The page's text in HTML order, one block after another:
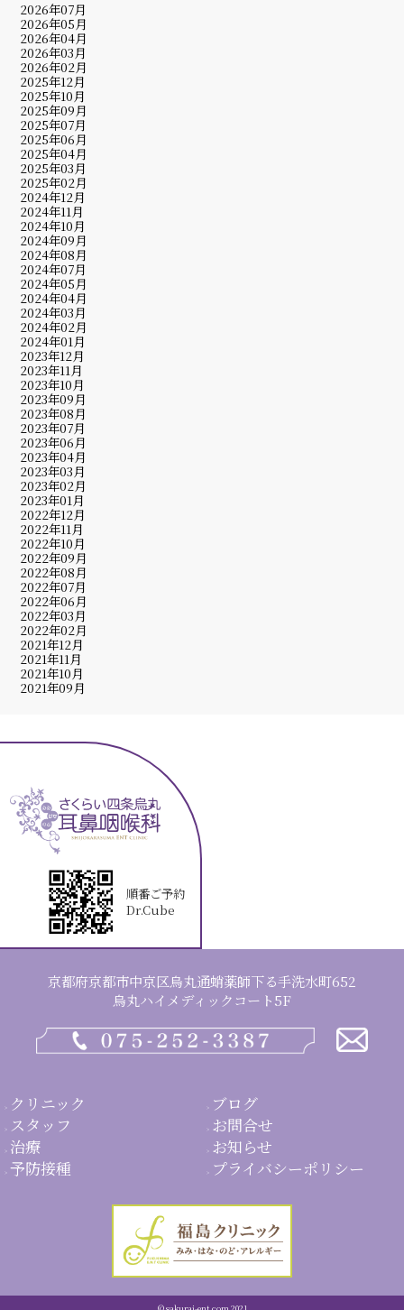
2026年07月
2026年05月
2026年04月
2026年03月
2026年02月
2025年12月
2025年10月
2025年09月
2025年07月
2025年06月
2025年04月
2025年03月
2025年02月
2024年12月
2024年11月
2024年10月
2024年09月
2024年08月
2024年07月
2024年05月
2024年04月
2024年03月
2024年02月
2024年01月
2023年12月
2023年11月
2023年10月
2023年09月
2023年08月
2023年07月
2023年06月
2023年04月
2023年03月
2023年02月
2023年01月
2022年12月
2022年11月
2022年10月
2022年09月
2022年08月
2022年07月
2022年06月
2022年03月
2022年02月
2021年12月
2021年11月
2021年10月
2021年09月
順番ご予約
Dr.Cube
京都府京都市中京区烏丸通蛸薬師下る手洗水町652
烏丸ハイメディックコート5F
クリニック
スタッフ
治療
予防接種
ブログ
お問合せ
お知らせ
プライバシーポリシー